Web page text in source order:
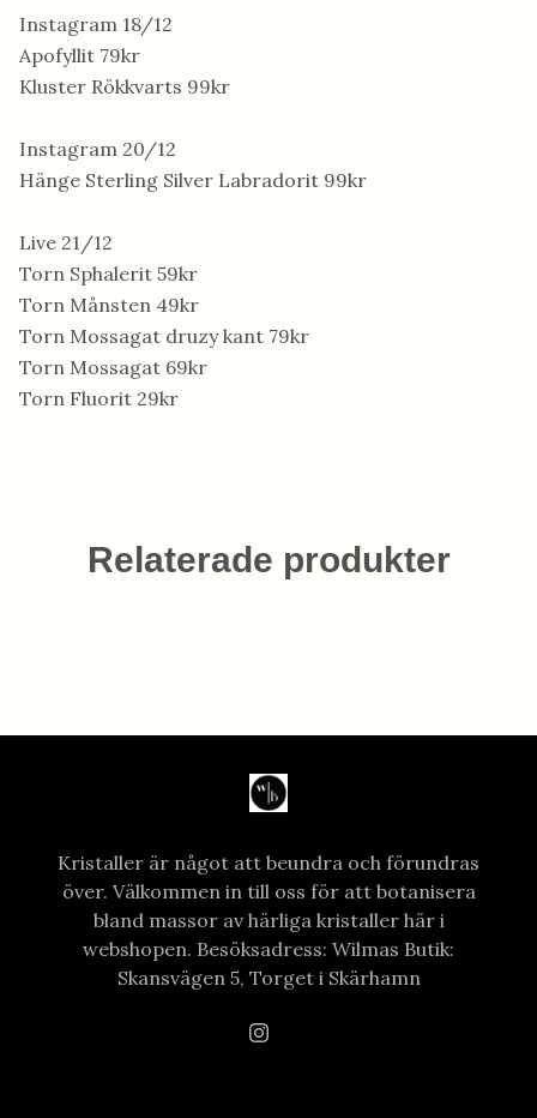
Instagram 18/12
Apofyllit 79kr
Kluster Rökkvarts 99kr
Instagram 20/12
Hänge Sterling Silver Labradorit 99kr
Live 21/12
Torn Sphalerit 59kr
Torn Månsten 49kr
Torn Mossagat druzy kant 79kr
Torn Mossagat 69kr
Torn Fluorit 29kr
Relaterade produkter
Kristaller är något att beundra och förundras
över. Välkommen in till oss för att botanisera
bland massor av härliga kristaller här i
webshopen. Besöksadress: Wilmas Butik:
Skansvägen 5, Torget i Skärhamn